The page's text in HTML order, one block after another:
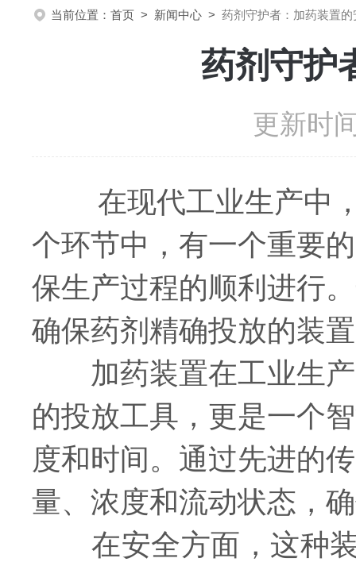
当前位置： 首页 > 新闻中心 > 药剂守护者：加药装置
药剂守护
更新时
在现代工业生产中，
个环节中，有一个重要
保生产过程的顺利进行
确保药剂精确投放的装
加药装置在工业生产
的投放工具，更是一个
度和时间。通过先进的
量、浓度和流动状态，
在安全方面，这种装